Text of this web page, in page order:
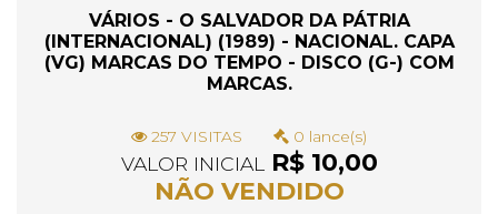
VÁRIOS - O SALVADOR DA PÁTRIA
(INTERNACIONAL) (1989) - NACIONAL. CAPA
(VG) MARCAS DO TEMPO - DISCO (G-) COM
MARCAS.
257 VISITAS 0 lance(s)
VALOR INICIAL R$ 10,00
NÃO VENDIDO